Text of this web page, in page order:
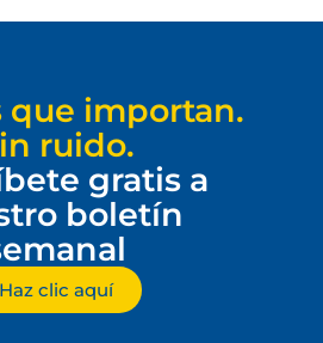
que importan.
ruido.
gratis a
boletín
Haz clic aquí